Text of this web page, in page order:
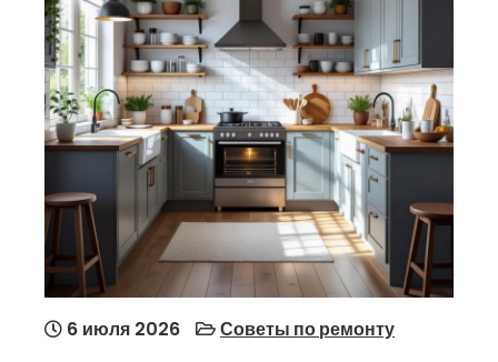
6 июля 2026 Советы по ремонту